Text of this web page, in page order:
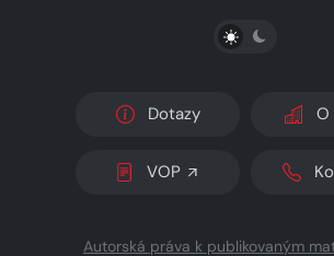
PŘEPNOUT
Dotazy O
VOP
Autorská práva k publikovaným